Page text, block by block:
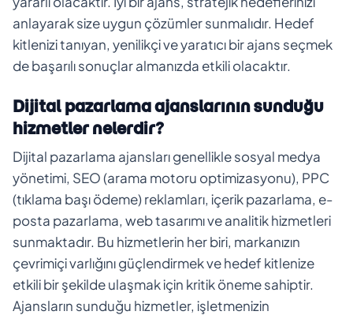
anlayarak size uygun çözümler sunmalıdır. Hedef
kitlenizi tanıyan, yenilikçi ve yaratıcı bir ajans seçmek
de başarılı sonuçlar almanızda etkili olacaktır.
Dijital pazarlama ajanslarının sunduğu
hizmetler nelerdir?
Dijital pazarlama ajansları genellikle sosyal medya
yönetimi, SEO (arama motoru optimizasyonu), PPC
(tıklama başı ödeme) reklamları, içerik pazarlama, e-
posta pazarlama, web tasarımı ve analitik hizmetleri
sunmaktadır. Bu hizmetlerin her biri, markanızın
çevrimiçi varlığını güçlendirmek ve hedef kitlenize
etkili bir şekilde ulaşmak için kritik öneme sahiptir.
Ajansların sunduğu hizmetler, işletmenizin